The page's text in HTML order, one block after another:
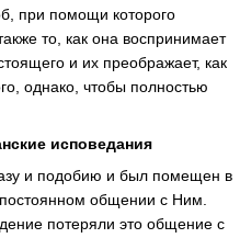
при помощи которого
то, как она воспринимает
и их преображает, как
однако, чтобы полностью
исповедания
и подобию и был помещен в
общении с Ним.
потеряли это общение с